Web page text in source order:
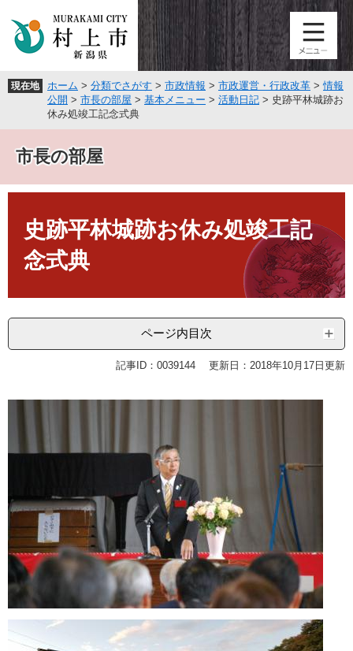
頭
飛
へ
現在地 ホーム > 分類でさがす > 市政情報 > 市政運営・行政改革 >情報
公開 > 市長の部屋 > 基本メニュー > 活動日記 > 史跡平林城跡お
休み処竣工記念式典
市長の部屋
史跡平林城跡お休み処竣工記
念式典
ページ内目次
記事ID：0039144 更新日：2018年10月17日更新